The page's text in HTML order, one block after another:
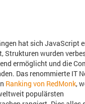
hat sich JavaScript
Strukturen wurden
ermöglicht und die
Das renommierte IT
Ranking von RedMonk,
populärsten